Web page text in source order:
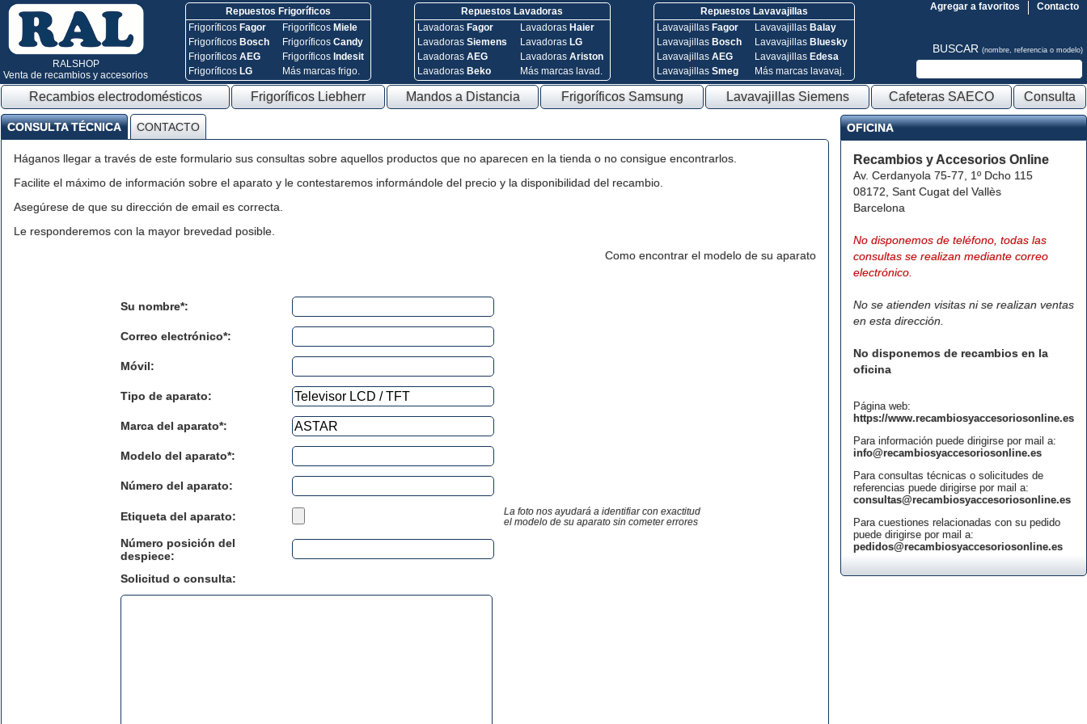
RALSHOP
Venta de recambios y accesorios
Repuestos Frigoríficos
Frigoríficos Fagor
Frigoríficos Bosch
FrigoríficosAEG
Frigoríficos LG
Frigoríficos Miele
FrigoríficosCandy
Frigoríficos Indesit
Más marcas frigo.
Repuestos Lavadoras
Lavadoras Fagor
Lavadoras Siemens
Lavadoras AEG
Lavadoras Beko
Lavadoras Haier
Lavadoras LG
Lavadoras Ariston
Más marcas lavad.
Repuestos Lavavajillas
Lavavajillas Fagor
Lavavajillas Bosch
Lavavajillas AEG
Lavavajillas Smeg
Lavavajillas Balay
Lavavajillas Bluesky
Lavavajillas Edesa
Más marcas lavavaj.
Contacto
Agregar a favoritos
BUSCAR (nombre, referencia o modelo)
Recambios electrodomésticos Frigoríficos Liebherr Mandos a Distancia Frigoríficos Samsung Lavavajillas Siemens Cafeteras SAECO Consulta
CONSULTA TÉCNICA CONTACTO
Háganos llegar a través de este formulario sus consultas sobre aquellos productos que no aparecen en la tienda o no consigue encontrarlos.
Facilite el máximo de información sobre el aparato y le contestaremos informándole del precio y la disponibilidad del recambio.
Asegúrese de que su dirección de email es correcta.
Le responderemos con la mayor brevedad posible.
Como encontrar el modelo de su aparato
Su nombre*:
Correo electrónico*:
Móvil:
Tipo de aparato:
Marca del aparato*:
Modelo del aparato*:
Número del aparato:
Etiqueta del aparato:
La foto nos ayudará a identifiar con exactitud
el modelo de su aparato sin cometer errores
Número posición del
despiece:
Solicitud o consulta:
OFICINA
Recambios y Accesorios Online
Av. Cerdanyola 75-77, 1º Dcho 115
08172, Sant Cugat del Vallès
Barcelona
No disponemos de teléfono, todas las
consultas se realizan mediante correo
electrónico.
No se atienden visitas ni se realizan ventas
en esta dirección.
No disponemos de recambios en la
oficina
Página web:
https://www.recambiosyaccesoriosonline.es
Para información puede dirigirse por mail a:
info@recambiosyaccesoriosonline.es
Para consultas técnicas o solicitudes de
referencias puede dirigirse por mail a:
consultas@recambiosyaccesoriosonline.es
Para cuestiones relacionadas con su pedido
puede dirigirse por mail a:
pedidos@recambiosyaccesoriosonline.es